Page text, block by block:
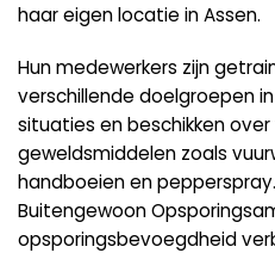
haar eigen locatie in Assen.
Hun medewerkers zijn
verschillende doelgroepen
situaties en beschikken
geweldsmiddelen zoals
handboeien en
Buitengewoon
opsporingsbevoegdheid